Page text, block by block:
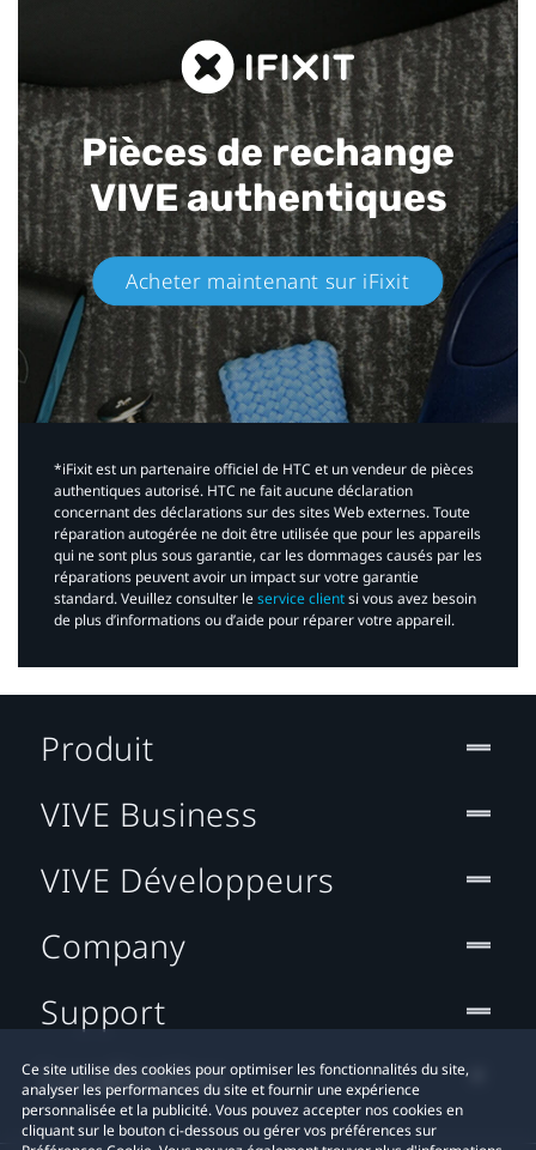
Pièces de rechange
VIVE authentiques​
Acheter maintenant sur iFixit​
*iFixit est un partenaire officiel de HTC et un vendeur de pièces
authentiques autorisé. HTC ne fait aucune déclaration
concernant des déclarations sur des sites Web externes. Toute
réparation autogérée ne doit être utilisée que pour les appareils
qui ne sont plus sous garantie, car les dommages causés par les
réparations peuvent avoir un impact sur votre garantie
standard. Veuillez consulter leservice clientsi vous avez besoin
de plus d’informations ou d’aide pour réparer votre appareil.​
Ce site utilise des cookies pour optimiser les fonctionnalités du site,
analyser les performances du site et fournir une expérience
personnalisée et la publicité. Vous pouvez accepter nos cookies en
cliquant sur le bouton ci-dessous ou gérer vos préférences sur
Produit
VIVE Business
VIVE Développeurs
Company
Support
Localisation